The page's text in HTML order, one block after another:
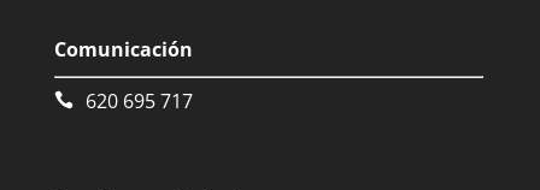
Comunicación
620 695 717